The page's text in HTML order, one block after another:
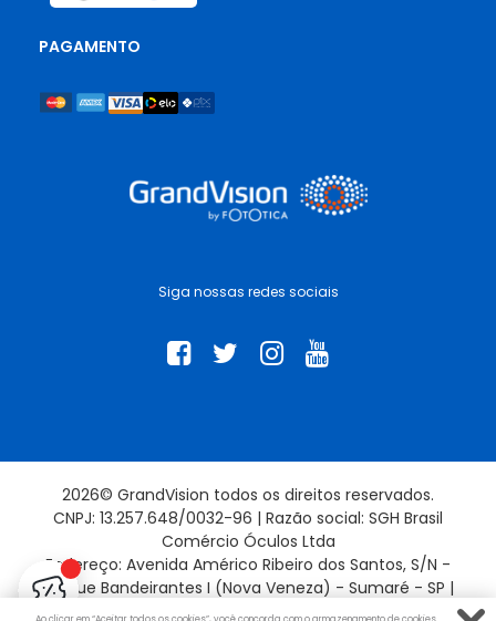
Siga nossas redes sociais
PAGAMENTO
2026© GrandVision todos os direitos reservados.
CNPJ: 13.257.648/0032-96 | Razão social: SGH Brasil
Comércio Óculos Ltda
Endereço: Avenida Américo Ribeiro dos Santos, S/N -
Parque Bandeirantes I (Nova Veneza) - Sumaré - SP |
13181-715